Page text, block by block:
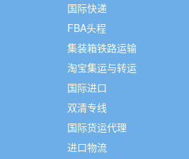
国际快递
FBA头程
集装箱铁路运输
淘宝集运与转运
国际进口
双清专线
国际货运代理
进口物流